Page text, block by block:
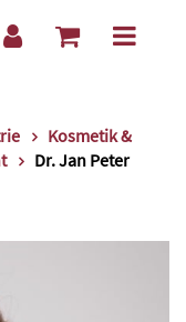
Kosmetik &
Dr. Jan Peter